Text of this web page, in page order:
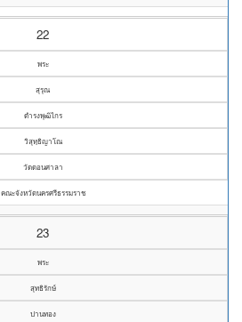
22
พระ
สุรุณ
ดำรงพุฒิไกร
วิสุทฺธิญาโณ
วัดดอนศาลา
คณะจังหวัดนครศรีธรรมราช
23
พระ
สุทธิรักษ์
ปานทอง